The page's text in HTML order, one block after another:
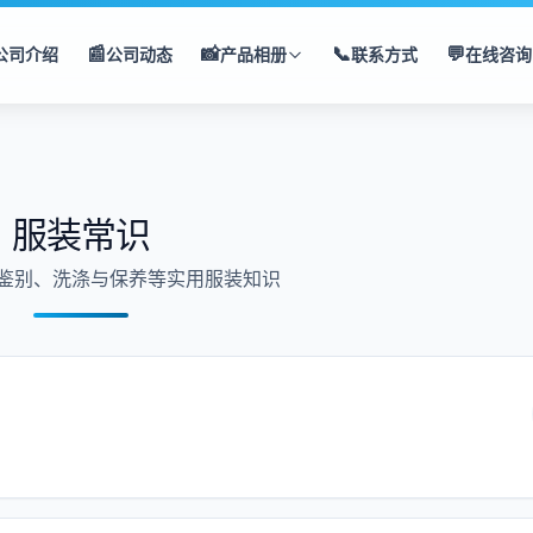
司介绍 📰公司动态 📸产品相册 📞联系方式 💬在线咨询
服装常识
别、洗涤与保养等实用服装知识